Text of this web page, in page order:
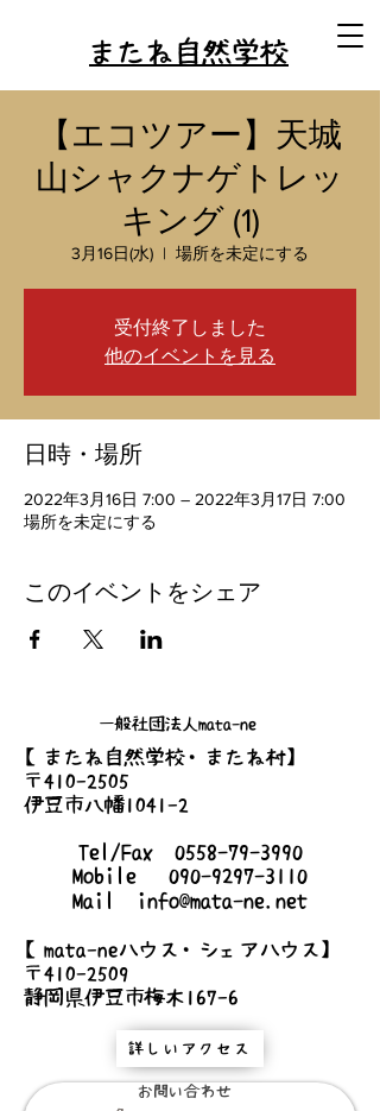
またね自然学校
【エコツアー】天城
山シャクナゲトレッ
キング (1)
3月16日(水)
  |
場所を未定にする
受付終了しました
他のイベントを見る
日時・場所
2022年3月16日 7:00 – 2022年3月17日 7:00
場所を未定にする
このイベントをシェア
一般社団法人mata-ne
【またね自然学校・またね村】
〒410-2505
伊豆市八幡1041-2
Tel/Fax0558-79-3990
Mobile 090-9297-3110
Mail
info@mata-ne.net
【mata-neハウス・シェアハウス】
〒410-2509
静岡県伊豆市梅木167-6
詳しいアクセス
お問い合わせ